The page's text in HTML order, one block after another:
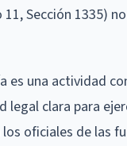
Sección 1335)
es una actividad
legal clara para
oficiales de las